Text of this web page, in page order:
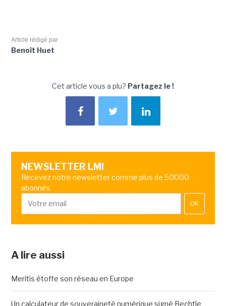
Article rédigé par
Benoît Huet
Cet article vous a plu? Partagez le !
NEWSLETTER LMI
Recevez notre newsletter comme plus de 50000
abonnés
OK
A lire aussi
Meritis étoffe son réseau en Europe
Un calculateur de souveraineté numérique signé Bechtle